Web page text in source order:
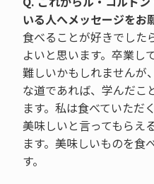
いる人へメッセージをお
食べることが好きでした
よいと思います。卒業し
難しいかもしれませんが
な道であれば、学んだこ
ます。私は食べていただ
美味しいと言ってもらえ
ます。美味しいものを食
す。